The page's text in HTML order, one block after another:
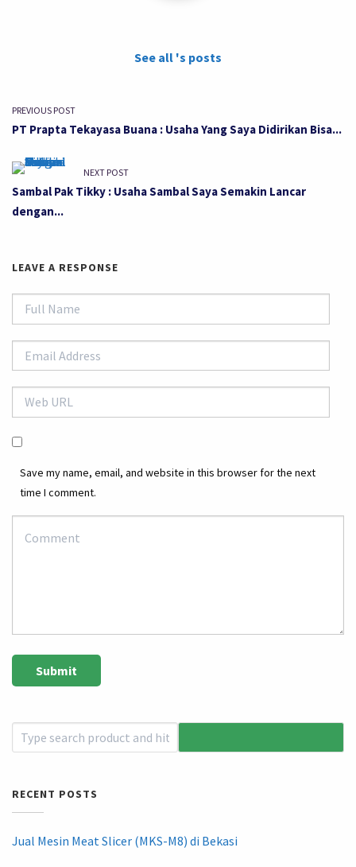
See all 's posts
PREVIOUS POST
PT Prapta Tekayasa Buana : Usaha Yang Saya Didirikan Bisa...
NEXT POST
Sambal Pak Tikky : Usaha Sambal Saya Semakin Lancar
dengan...
LEAVE A RESPONSE
Save my name, email, and website in this browser for the next
time I comment.
RECENT POSTS
Jual Mesin Meat Slicer (MKS-M8) di Bekasi